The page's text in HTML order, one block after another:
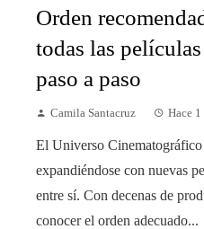
Orden
todas las
paso a paso
Camila Santacruz Hace 1
El Universo
expandiéndose con nuevas
entre sí. Con decenas de
conocer el orden adecuado...